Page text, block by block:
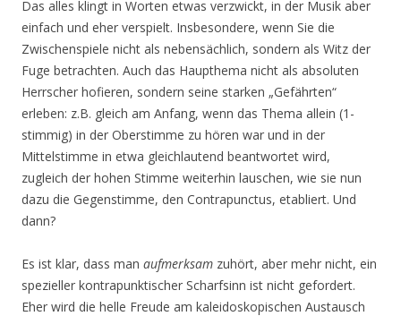
Das alles klingt in Worten etwas verzwickt, in der Musik aber
einfach und eher verspielt. Insbesondere, wenn Sie die
Zwischenspiele nicht als nebensächlich, sondern als Witz der
Fuge betrachten. Auch das Haupthema nicht als absoluten
Herrscher hofieren, sondern seine starken „Gefährten“
erleben: z.B. gleich am Anfang, wenn das Thema allein (1-
stimmig) in der Oberstimme zu hören war und in der
Mittelstimme in etwa gleichlautend beantwortet wird,
zugleich der hohen Stimme weiterhin lauschen, wie sie nun
dazu die Gegenstimme, den Contrapunctus, etabliert. Und
dann?
Es ist klar, dass man aufmerksam zuhört, aber mehr nicht, ein
spezieller kontrapunktischer Scharfsinn ist nicht gefordert.
Eher wird die helle Freude am kaleidoskopischen Austausch